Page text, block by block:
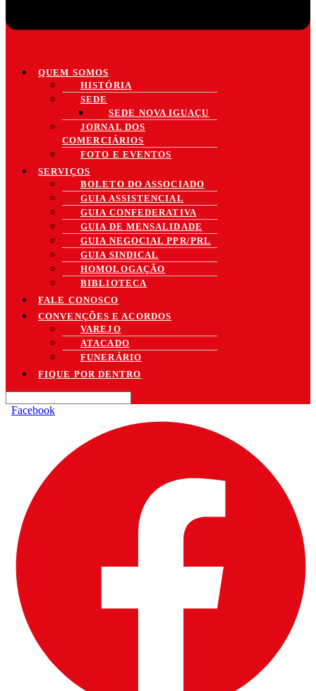
QUEM SOMOS
HISTÓRIA
SEDE
SEDE NOVA IGUAÇU
JORNAL DOS
COMERCIÁRIOS
FOTO E EVENTOS
SERVIÇOS
BOLETO DO ASSOCIADO
GUIA ASSISTENCIAL
GUIA CONFEDERATIVA
GUIA DE MENSALIDADE
GUIA NEGOCIAL PPR/PRL
GUIA SINDICAL
HOMOLOGAÇÃO
BIBLIOTECA
FALE CONOSCO
CONVENÇÕES E ACORDOS
VAREJO
ATACADO
FUNERÁRIO
FIQUE POR DENTRO
Facebook